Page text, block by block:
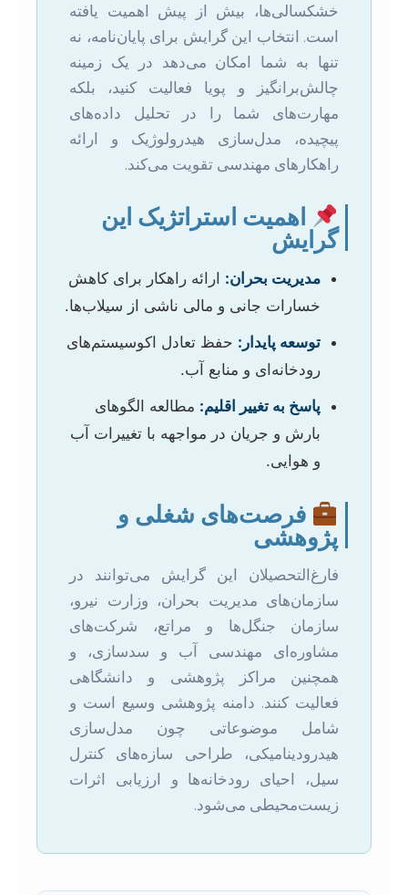
خشکسالی‌ها، بیش از پیش اهمیت یافته
است. انتخاب این گرایش برای پایان‌نامه، نه
تنها به شما امکان می‌دهد در یک زمینه
چالش‌برانگیز و پویا فعالیت کنید، بلکه
مهارت‌های شما را در تحلیل داده‌های
پیچیده، مدل‌سازی هیدرولوژیک و ارائه
راهکارهای مهندسی تقویت می‌کند.
اهمیت استراتژیک این
گرایش
مدیریت بحران: ارائه راهکار برای کاهش
خسارات جانی و مالی ناشی از سیلاب‌ها.
توسعه پایدار: حفظ تعادل اکوسیستم‌های
رودخانه‌ای و منابع آب.
پاسخ به تغییر اقلیم: مطالعه الگوهای
بارش و جریان در مواجهه با تغییرات آب
و هوایی.
فرصت‌های شغلی و
پژوهشی
فارغ‌التحصیلان این گرایش می‌توانند در
سازمان‌های مدیریت بحران، وزارت نیرو،
سازمان جنگل‌ها و مراتع، شرکت‌های
مشاوره‌ای مهندسی آب و سدسازی، و
همچنین مراکز پژوهشی و دانشگاهی
فعالیت کنند. دامنه پژوهشی وسیع است و
شامل موضوعاتی چون مدل‌سازی
هیدرودینامیکی، طراحی سازه‌های کنترل
سیل، احیای رودخانه‌ها و ارزیابی اثرات
زیست‌محیطی می‌شود.